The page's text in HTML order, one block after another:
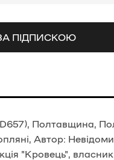
ПІДПИСКОЮ
Полтавщина,
Автор:
"Кровець",